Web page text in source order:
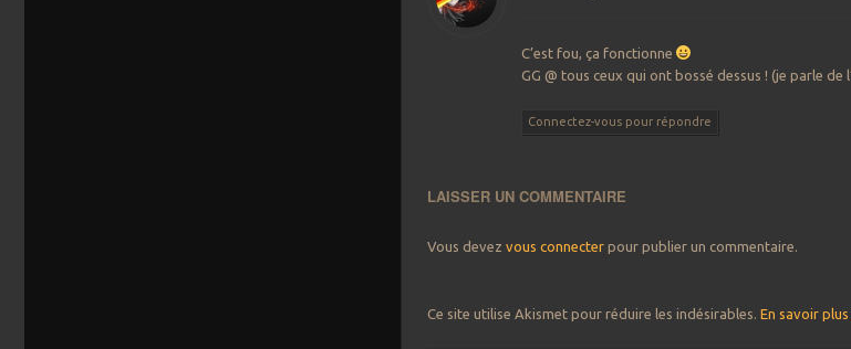
C’est fou, ça fonctionne
GG @ tous ceux qui ont bossé dessus ! (je parle de
Connectez-vous pour répondre
LAISSER UN COMMENTAIRE
Vous devez vous connecterpour publier un commentaire.
Ce site utilise Akismet pour réduire les indésirables. En savoir